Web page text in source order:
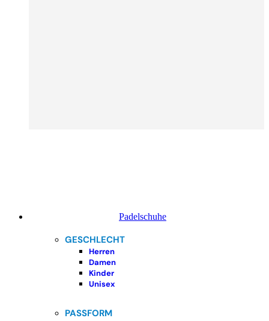
Padelschuhe
GESCHLECHT
Herren
Damen
Kinder
Unisex
PASSFORM